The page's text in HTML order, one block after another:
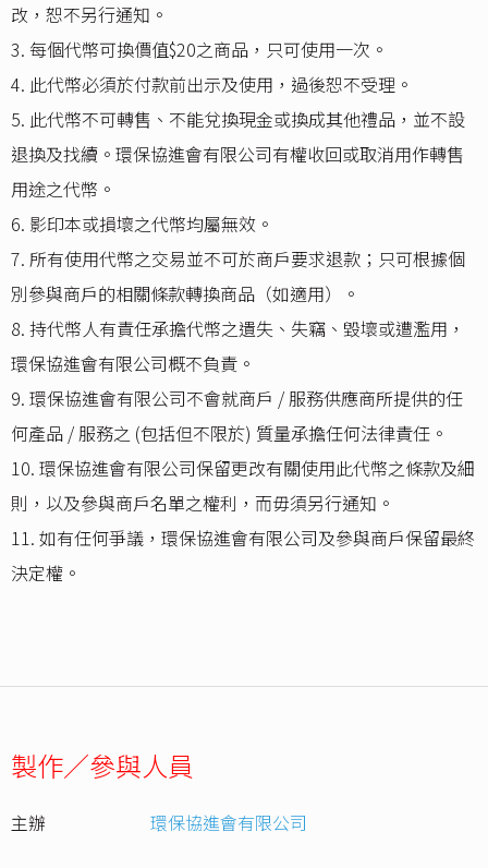
改，恕不另行通知。
3. 每個代幣可換價值$20之商品，只可使用一次。
4. 此代幣必須於付款前出示及使用，過後恕不受理。
5. 此代幣不可轉售、不能兌換現金或換成其他禮品，並不設
退換及找續。環保協進會有限公司有權收回或取消用作轉售
用途之代幣。
6. 影印本或損壞之代幣均屬無效。
7. 所有使用代幣之交易並不可於商戶要求退款；只可根據個
別參與商戶的相關條款轉換商品（如適用）。
8. 持代幣人有責任承擔代幣之遺失、失竊、毀壞或遭濫用，
環保協進會有限公司概不負責。
9. 環保協進會有限公司不會就商戶 / 服務供應商所提供的任
何產品 / 服務之 (包括但不限於) 質量承擔任何法律責任。
10. 環保協進會有限公司保留更改有關使用此代幣之條款及細
則，以及參與商戶名單之權利，而毋須另行通知。
11. 如有任何爭議，環保協進會有限公司及參與商戶保留最終
決定權。
製作／參與人員
主辦 環保協進會有限公司